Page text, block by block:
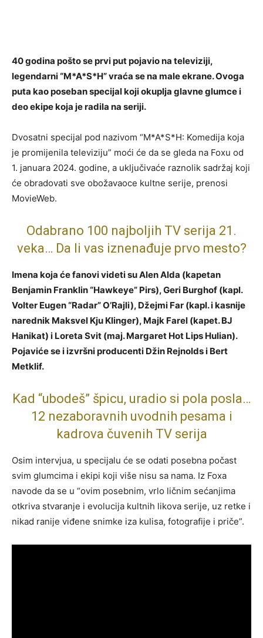
40 godina pošto se prvi put pojavio na televiziji,
legendarni “M*A*S*H” vraća se na male ekrane. Ovoga
puta kao poseban specijal koji okuplja glavne glumce i
deo ekipe koja je radila na seriji.
Dvosatni specijal pod nazivom “M*A*S*H: Komedija koja
je promijenila televiziju” moći će da se gleda na Foxu od
1. januara 2024. godine, a uključivaće raznolik sadržaj koji
će obradovati sve obožavaoce kultne serije, prenosi
MovieWeb.
Odabrano 100 najboljih TV serija 21.
veka… Da li vas iznenađuje prvo mesto?
Imena koja će fanovi videti su Alen Alda (kapetan
Benjamin Franklin “Hawkeye” Pirs), Geri Burghof (kapl.
Volter Eugen “Radar” O’Rajli), Džejmi Far (kapl. i kasnije
narednik Maksvel Kju Klinger), Majk Farel (kapet. BJ
Hanikat) i Loreta Svit (maj. Margaret Hot Lips Hulian).
Pojaviće se i izvršni producenti Džin Rejnolds i Bert
Metklif.
Kad “ubodeš” špicu, uradio si pola posla…
12 nezaboravnih uvodnih pesama i
kadrova čuvenih TV serija
Osim intervjua, u specijalu će se odati posebna počast
svim glumcima i ekipi koji više nisu sa nama. Iz Foxa
navode da se u “ovim posebnim, vrlo ličnim sećanjima
otkriva stvaranje i evolucija kultnih likova serije, uz retke i
nikad ranije viđene snimke iza kulisa, fotografije i priče”.